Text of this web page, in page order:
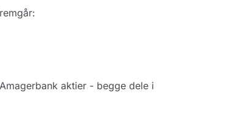
aktier - begge dele i